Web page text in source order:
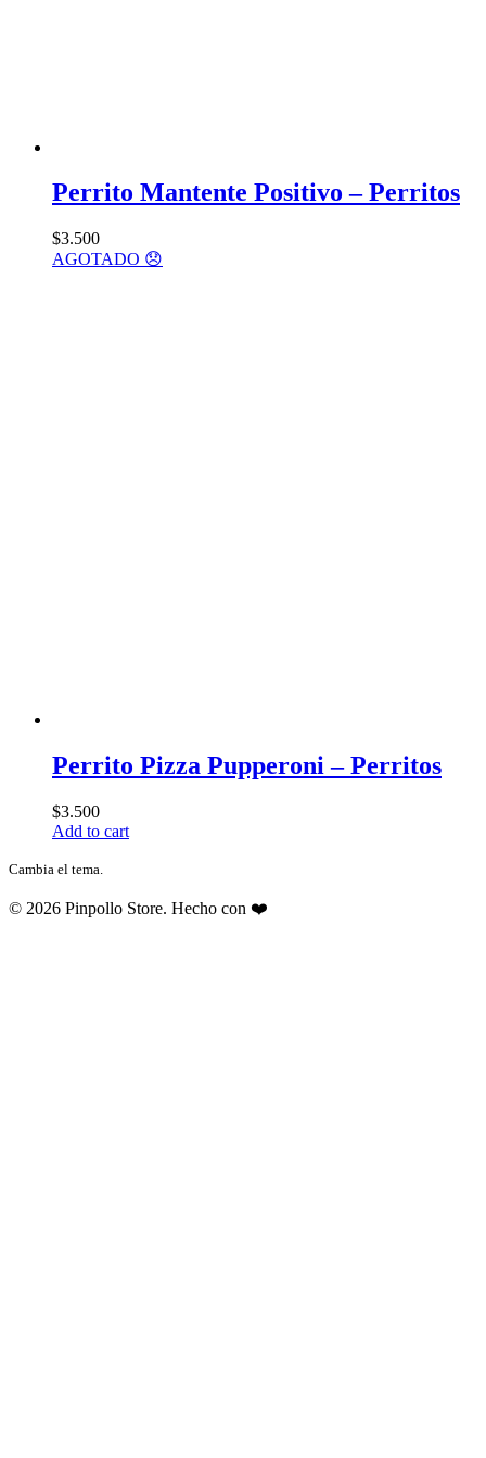
Perrito Mantente Positivo – Perritos
$3.500
AGOTADO 😞
Perrito Pizza Pupperoni – Perritos
$3.500
Add to cart
Cambia el tema.
© 2026 Pinpollo Store. Hecho con ❤️